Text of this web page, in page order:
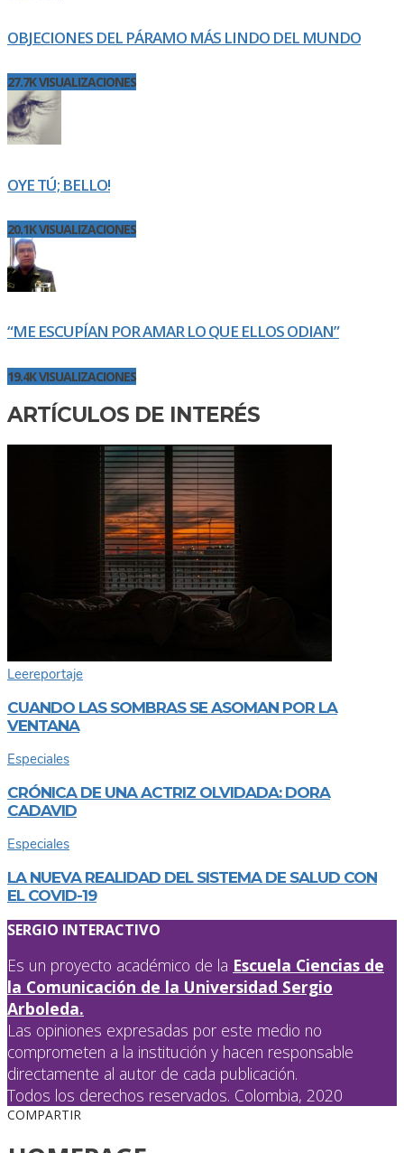
OBJECIONES DEL PÁRAMO MÁS LINDO DEL MUNDO
27.7K VISUALIZACIONES
OYE TÚ; BELLO!
20.1K VISUALIZACIONES
“ME ESCUPÍAN POR AMAR LO QUE ELLOS ODIAN”
19.4K VISUALIZACIONES
ARTÍCULOS DE INTERÉS
Leereportaje
CUANDO LAS SOMBRAS SE ASOMAN POR LA
VENTANA
Especiales
CRÓNICA DE UNA ACTRIZ OLVIDADA: DORA
CADAVID
Especiales
LA NUEVA REALIDAD DEL SISTEMA DE SALUD CON
EL COVID-19
SERGIO INTERACTIVO
Es un proyecto académico de la Escuela Ciencias de
la Comunicación de la Universidad Sergio
Arboleda.
Las opiniones expresadas por este medio no
comprometen a la institución y hacen responsable
directamente al autor de cada publicación.
Todos los derechos reservados. Colombia, 2020
COMPARTIR